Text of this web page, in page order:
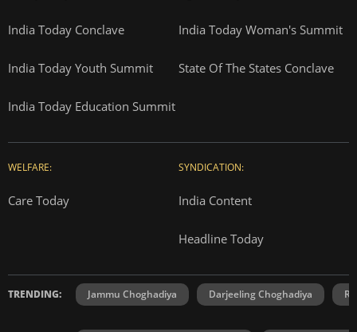
India Today Conclave India Today Woman's Summit
India Today Youth Summit State Of The States Conclave
India Today Education Summit
WELFARE:
Care Today
SYNDICATION:
India Content
Headline Today
TRENDING: Jammu Choghadiya Darjeeling Choghadiya